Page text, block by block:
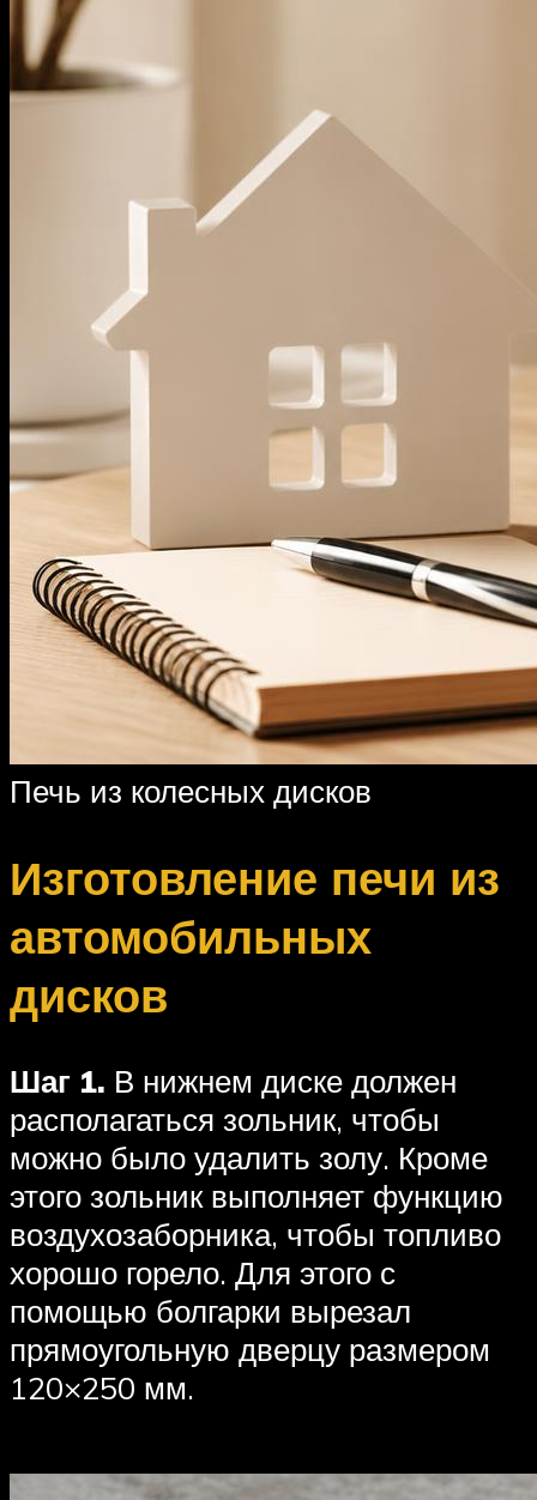
Печь из колесных дисков
Изготовление печи из
автомобильных
дисков
Шаг 1. В нижнем диске должен
располагаться зольник, чтобы
можно было удалить золу. Кроме
этого зольник выполняет функцию
воздухозаборника, чтобы топливо
хорошо горело. Для этого с
помощью болгарки вырезал
прямоугольную дверцу размером
120×250 мм.